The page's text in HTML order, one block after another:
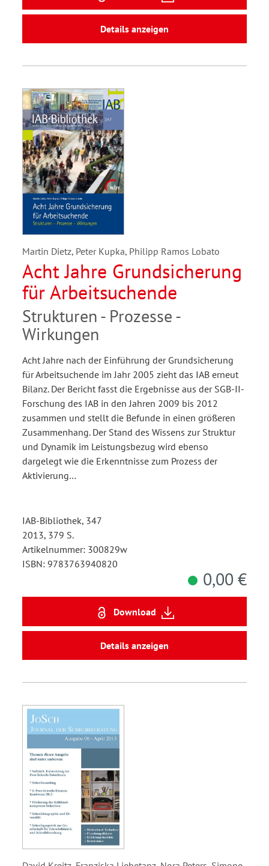
Details anzeigen
Martin Dietz, Peter Kupka, Philipp Ramos Lobato
Acht Jahre Grundsicherung
für Arbeitsuchende
Strukturen - Prozesse -
Wirkungen
Acht Jahre nach der Einführung der Grundsicherung
für Arbeitsuchende im Jahr 2005 zieht das IAB erneut
Bilanz. Der Bericht fasst die Ergebnisse aus der SGB-II-
Forschung des IAB in den Jahren 2009 bis 2012
zusammen und stellt die Befunde in einen größeren
Zusammenhang. Der Stand des Wissens zur Struktur
und Dynamik im Leistungsbezug wird ebenso
dargelegt wie die Erkenntnisse zum Prozess der
Aktivierung…
IAB-Bibliothek, 347
2013, 379 S.
Artikelnummer: 300829w
ISBN: 9783763940820
0,00 €
Download
Details anzeigen